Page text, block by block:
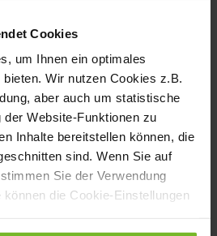
Cookies
um Ihnen ein optimales
Wir nutzen Cookies z.B.
aber auch um statistische
Website-Funktionen zu
Inhalte bereitstellen können, die
sind. Wenn Sie auf
Sie der Verwendung
die Cookie-Einstellungen
ihre Existenz sorgen
liegen die
Umfrage im Vergleich
bei
Prozent. Vor diesem
der Dehoga